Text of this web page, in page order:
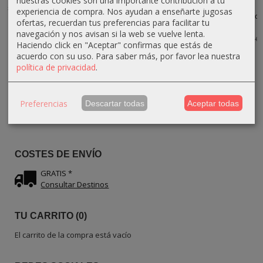
IDIOMA
COSTES DE ENVÍO
GRATIS *
Consultar Destinos
TU CARRITO (0)
El carrito de la compra está vacío
sin agujeros de
Madera...
15,00 €
Madera de olivo
–...
26,10 €
29,00 €
Madera de olivo
–...
36,90 €41,00 €
Olivo – Hecho
21,00 €
experiencia de compra. Nos ayudan a enseñarte jugosas
ofertas, recuerdan tus preferencias para facilitar tu
navegación y nos avisan si la web se vuelve lenta.
Haciendo click en "Aceptar" confirmas que estás de
acuerdo con su uso. Para saber más, por favor lea nuestra
política de privacidad.
Preferencias Descartar todas Aceptar todas